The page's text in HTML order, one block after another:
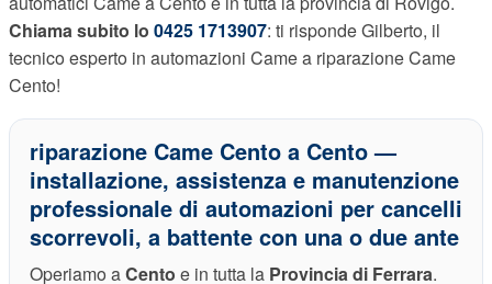
Chiama subito lo 0425 1713907: ti risponde Gilberto, il
tecnico esperto in automazioni Came a riparazione Came
Cento!
riparazione Came Cento a Cento—
installazione, assistenza e manutenzione
professionale di automazioni per cancelli
scorrevoli, a battente con una o due ante
Operiamo aCento e in tutta la Provincia di Ferrara.